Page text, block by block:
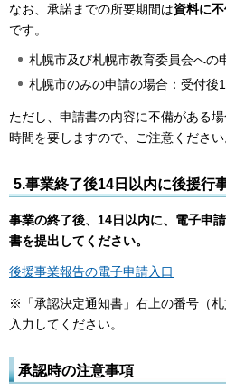
なお、承諾までの所要期間は資料に
です。
札幌市及び札幌市教育委員会への
札幌市のみの申請の場合：受付後
ただし、申請書の内容に不備がある
時間を要しますので、ご注意ください
5.事業終了後14日以内に後援行
事業の終了後、14日以内に、電子申
書を提出してください。
後援事業報告の電子申請入口
※「承認決定通知書」右上の番号（
入力してください。
承認時の注意事項